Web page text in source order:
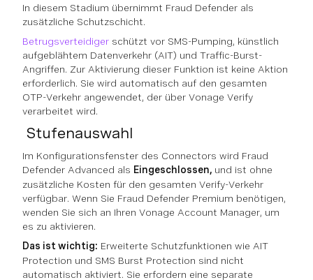
In diesem Stadium übernimmt Fraud Defender als
zusätzliche Schutzschicht.
Betrugsverteidiger schützt vor SMS-Pumping, künstlich
aufgeblähtem Datenverkehr (AIT) und Traffic-Burst-
Angriffen. Zur Aktivierung dieser Funktion ist keine Aktion
erforderlich. Sie wird automatisch auf den gesamten
OTP-Verkehr angewendet, der über Vonage Verify
verarbeitet wird.
Stufenauswahl
Im Konfigurationsfenster des Connectors wird Fraud
Defender Advanced als Eingeschlossen, und ist ohne
zusätzliche Kosten für den gesamten Verify-Verkehr
verfügbar. Wenn Sie Fraud Defender Premium benötigen,
wenden Sie sich an Ihren Vonage Account Manager, um
es zu aktivieren.
Das ist wichtig: Erweiterte Schutzfunktionen wie AIT
Protection und SMS Burst Protection sind nicht
automatisch aktiviert. Sie erfordern eine separate